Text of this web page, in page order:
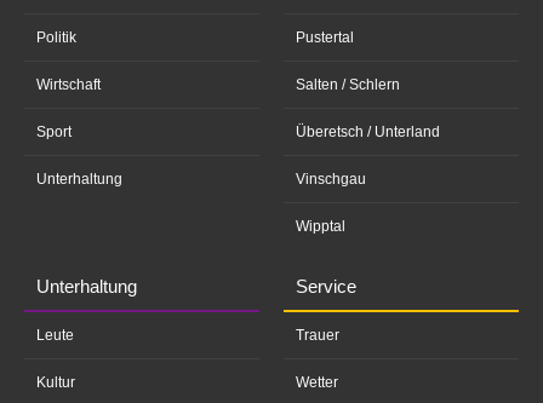
Politik
Wirtschaft
Sport
Unterhaltung
Pustertal
Salten / Schlern
Überetsch / Unterland
Vinschgau
Wipptal
Unterhaltung
Leute
Kultur
Service
Trauer
Wetter